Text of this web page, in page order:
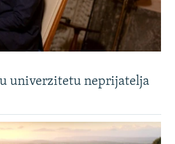
univerzitetu neprijatelja